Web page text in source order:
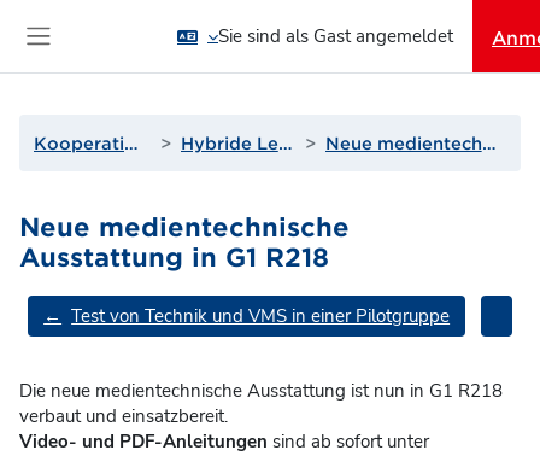
Sie sind als Gast angemeldet
Kooperationen und Projekte Hybride Lehre - Medientechnik Neue medientechnische Ausstattung in G1 R218
Neue medientechnische
Ausstattung in G1 R218
Abschnittsübersicht
← Test von Technik und VMS in einer Pilotgruppe
Die neue medientechnische Ausstattung ist nun in G1 R218
verbaut und einsatzbereit.
Video- und PDF-Anleitungen sind ab sofort unter